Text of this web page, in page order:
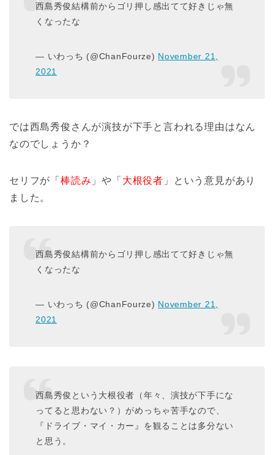
西島秀俊結構前からゴリ押し感出てて好きじゃ無
くなったな
— いわっち (@ChanFourze) November 21,
2021
では西島秀俊さんが演技が下手と言われる理由はなん
なのでしょうか？
セリフが「 棒読み 」や「 大根役者 」という意見があり
ました。
西島秀俊結構前からゴリ押し感出てて好きじゃ無
くなったな
— いわっち (@ChanFourze) November 21,
2021
西島秀俊という大根役者（年々、演技が下手にな
ってると思わない？）がめっちゃ苦手なので、
『ドライブ・マイ・カー』を観ることは多分ない
と思う。